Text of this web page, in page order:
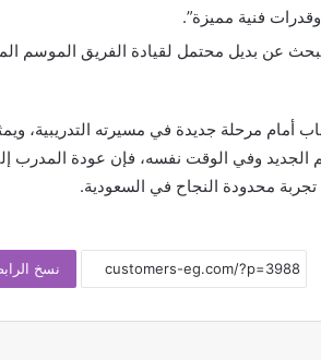
فنية مميزة”.
عن بديل محتمل لقيادة الفريق الموسم
أمام مرحلة جديدة في مسيرته التدريبية،
الجديد وفي الوقت نفسه، فإن عودة المدرب
تجربة محدودة النجاح في السعودية.
نسخ